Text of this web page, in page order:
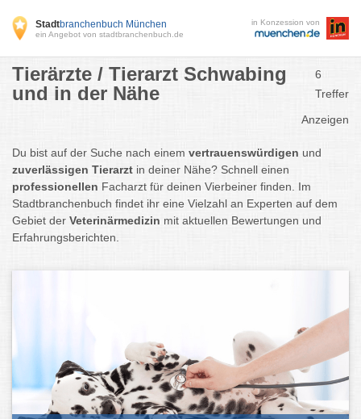
Stadtbranchenbuch München
ein Angebot von stadtbranchenbuch.de
in Konzession von
Tierärzte / Tierarzt Schwabing
und in der Nähe
6
Treffer
Anzeigen
Du bist auf der Suche nach einem vertrauenswürdigen und
zuverlässigen Tierarzt in deiner Nähe? Schnell einen
professionellen Facharzt für deinen Vierbeiner finden. Im
Stadtbranchenbuch findet ihr eine Vielzahl an Experten auf dem
Gebiet der Veterinärmedizin mit aktuellen Bewertungen und
Erfahrungsberichten.